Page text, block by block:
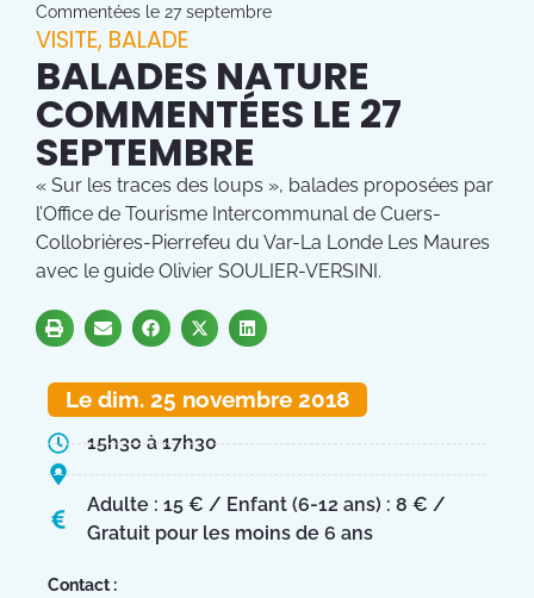
Commentées le 27 septembre
VISITE, BALADE
BALADES NATURE
COMMENTÉES LE 27
SEPTEMBRE
« Sur les traces des loups », balades proposées par
l’Office de Tourisme Intercommunal de Cuers-
Collobrières-Pierrefeu du Var-La Londe Les Maures
avec le guide Olivier SOULIER-VERSINI.
Le dim. 25 novembre 2018
15h30 à 17h30
Adulte : 15 € / Enfant (6-12 ans) : 8 € /
Gratuit pour les moins de 6 ans
Contact :